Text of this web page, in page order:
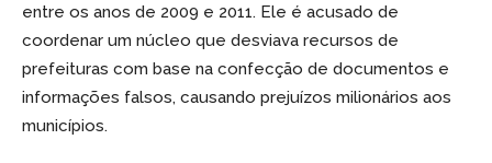
entre os anos de 2009 e 2011. Ele é acusado de
coordenar um núcleo que desviava recursos de
prefeituras com base na confecção de documentos e
informações falsos, causando prejuízos milionários aos
municípios.